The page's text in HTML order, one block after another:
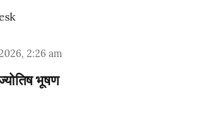
2:26 am
भूषण